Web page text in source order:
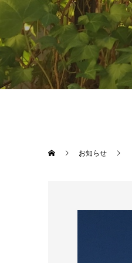
お知らせ